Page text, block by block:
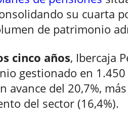
su cuarta
de patrimonio
cinco años, Ibercaja
gestionado en
avance del 20,7%,
del sector (16,4%).